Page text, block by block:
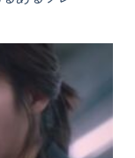
あるフレー